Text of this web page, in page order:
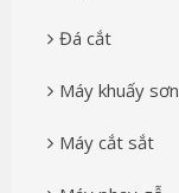
Đá cắt
Máy khuấy sơn
Máy cắt sắt